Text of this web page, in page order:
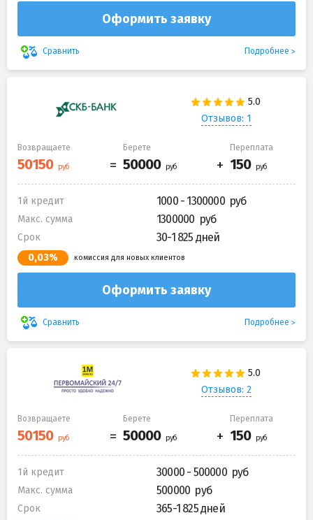
Оформить заявку
Сравнить Подробнее
Отзывов: 1
Возвращаете Берете Переплата
1й кредит 1000 - 1300000
Макс. сумма 1300000
Срок 30-1 825 дней
0,03% комиссия для новых клиентов
Оформить заявку
Сравнить Подробнее
Отзывов: 2
Возвращаете Берете Переплата
1й кредит 30000 - 500000
Макс. сумма 500000
Срок 365-1 825 дней